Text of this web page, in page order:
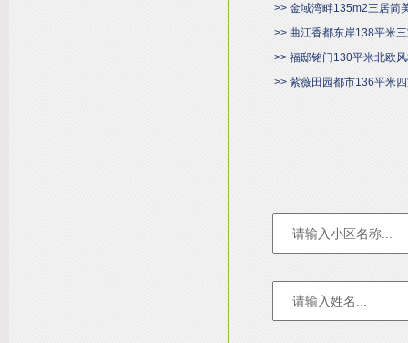
>> 金域湾畔135m2三居简
>> 曲江香都东岸138平米
>> 福邸铭门130平米北欧
>> 紫薇田园都市136平米